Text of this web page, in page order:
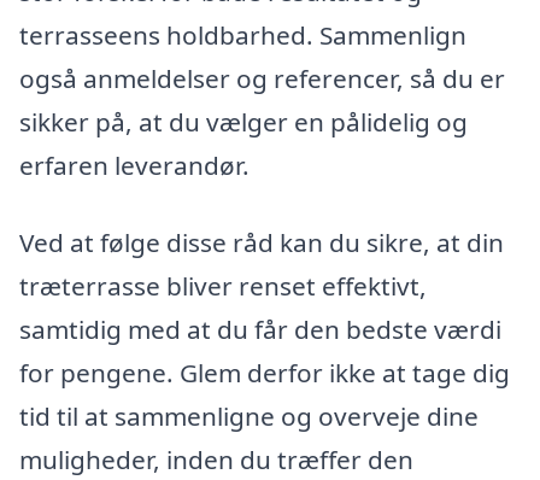
terrasseens holdbarhed. Sammenlign
også anmeldelser og referencer, så du er
sikker på, at du vælger en pålidelig og
erfaren leverandør.
Ved at følge disse råd kan du sikre, at din
træterrasse bliver renset effektivt,
samtidig med at du får den bedste værdi
for pengene. Glem derfor ikke at tage dig
tid til at sammenligne og overveje dine
muligheder, inden du træffer den